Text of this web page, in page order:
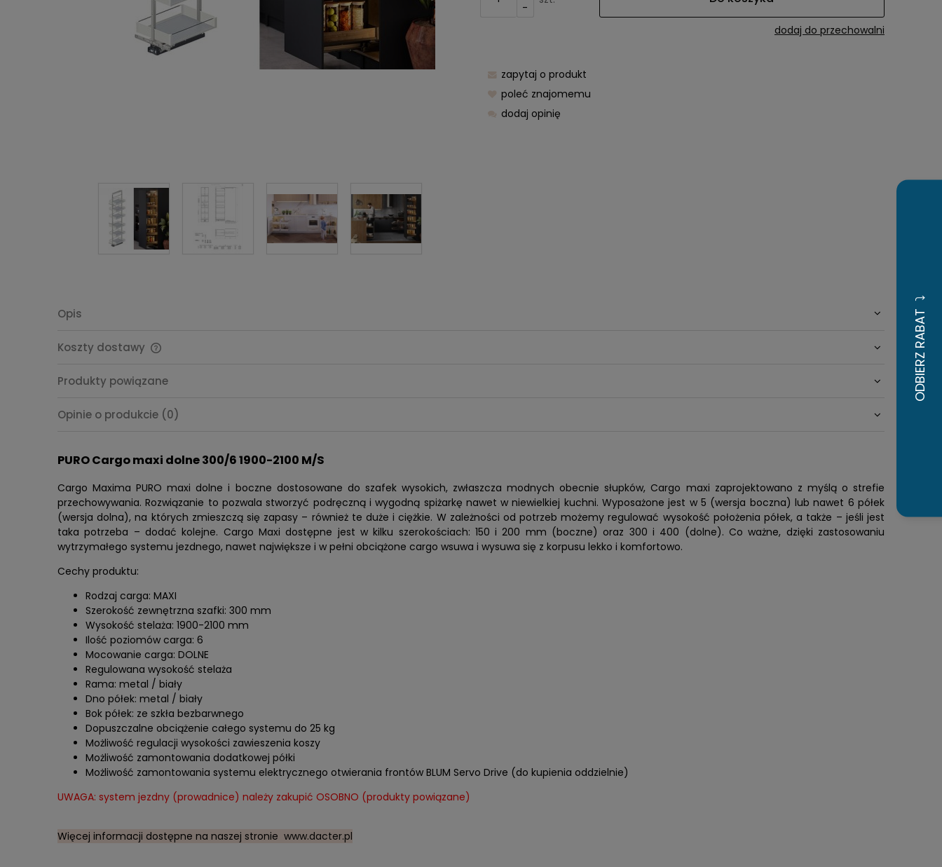
-
dodaj do przechowalni
zapytaj o produkt
poleć znajomemu
dodaj opinię
Opis
Koszty dostawy
Cena nie zawiera ewentualnych
Produkty powiązane
Opinie o produkcie (0)
PURO Cargo maxi dolne 300/6 1900-2100 M/S
Cargo Maxima PURO maxi dolne i boczne dostosowane do szafek wysokich, zwłaszcza modnych obecnie słupków, Cargo maxi zaprojektowano z myślą o strefie
przechowywania. Rozwiązanie to pozwala stworzyć podręczną i wygodną spiżarkę nawet w niewielkiej kuchni. Wyposażone jest w 5 (wersja boczna) lub nawet 6 półek
(wersja dolna), na których zmieszczą się zapasy – również te duże i ciężkie. W zależności od potrzeb możemy regulować wysokość położenia półek, a także – jeśli jest
taka potrzeba – dodać kolejne. Cargo Maxi dostępne jest w kilku szerokościach: 150 i 200 mm (boczne) oraz 300 i 400 (dolne). Co ważne, dzięki zastosowaniu
wytrzymałego systemu jezdnego, nawet największe i w pełni obciążone cargo wsuwa i wysuwa się z korpusu lekko i komfortowo.
Cechy produktu:
Rodzaj carga: MAXI
Szerokość zewnętrzna szafki: 300 mm
Wysokość stelaża: 1900-2100 mm
Ilość poziomów carga: 6
Mocowanie carga: DOLNE
Regulowana wysokość stelaża
Rama: metal / biały
Dno półek: metal / biały
Bok półek: ze szkła bezbarwnego
Dopuszczalne obciążenie całego systemu do 25 kg
Możliwość regulacji wysokości zawieszenia koszy
Możliwość zamontowania dodatkowej półki
Możliwość zamontowania systemu elektrycznego otwierania frontów BLUM Servo Drive (do kupienia oddzielnie)
UWAGA: system jezdny (prowadnice) należy zakupić OSOBNO (produkty powiązane)
Więcej informacji dostępne na naszej stronie www.dacter.pl